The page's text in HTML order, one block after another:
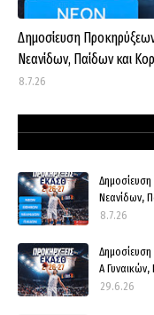
Δημοσίευση
Νεανίδων, Παίδων και
8.7.26
Νεανίδων,
8.7.26
Α Γυναικών,
29.6.26